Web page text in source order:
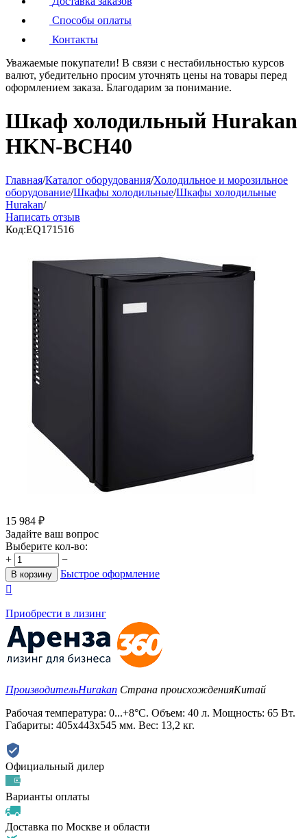
Способы оплаты
Контакты
Уважаемые покупатели! В связи с нестабильностью курсов
валют, убедительно просим уточнять цены на товары перед
оформлением заказа. Благодарим за понимание.
Шкаф холодильный Hurakan
HKN-BCH40
Главная/Каталог оборудования/Холодильное и морозильное
оборудование/Шкафы холодильные/Шкафы холодильные
Hurakan/
Написать отзыв
Код:EQ171516
15 984 ₽
Задайте ваш вопрос
Выберите кол-во:
+
−
В корзину
Быстрое оформление

Приобрести в лизинг
ПроизводительHurakan Страна происхожденияКитай
Рабочая температура: 0...+8°С. Объем: 40 л. Мощность: 65 Вт.
Габариты: 405x443x545 мм. Вес: 13,2 кг.
Официальный дилер
Варианты оплаты
Доставка по Москве и области